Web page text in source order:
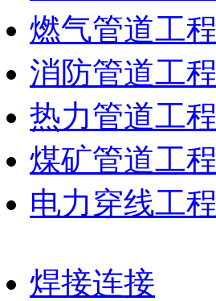
燃气管道工程
消防管道工程
热力管道工程
煤矿管道工程
电力穿线工程
焊接连接